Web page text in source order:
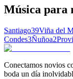
Música para
Santiago39Viña del
Condes3Ñuñoa2
Conectamos novios
boda un día